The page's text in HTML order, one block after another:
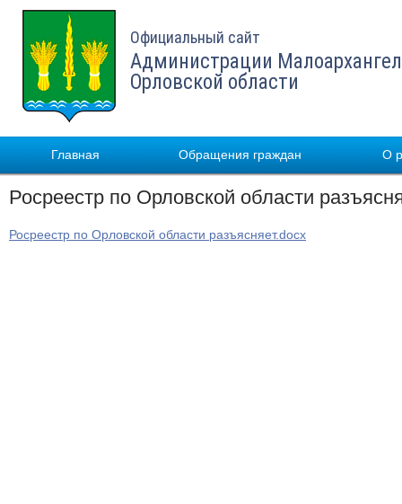
Официальный сайт
Администрации
Орловской области
Главная Обращения граждан О
Росреестр по Орловской области
Росреестр по Орловской области разъясняет.docx